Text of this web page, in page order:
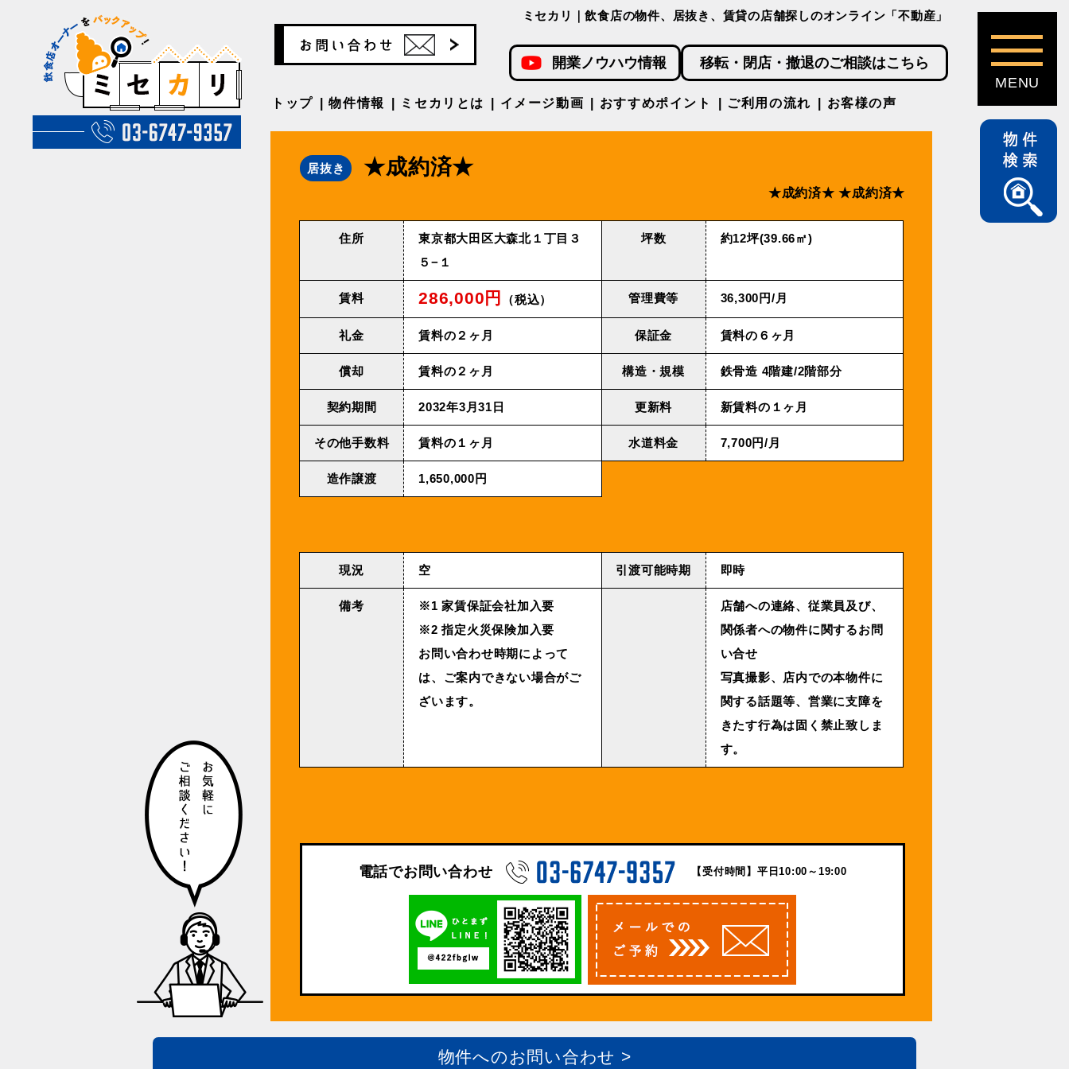
ミセカリ｜飲食店の物件、居抜き、賃貸の店舗探しのオンライン「不動産」
開業ノウハウ情報 移転・閉店・撤退のご相談はこちら
トップ 物件情報 ミセカリとは イメージ動画 おすすめポイント ご利用の流れ お客様の声
居抜き ★成約済★
★成約済★ ★成約済★
住所
東京都大田区大森北１丁目３
５−１
坪数 約12坪(39.66㎡)
賃料 286,000円 （税込） 管理費等 36,300円/⽉
礼金 賃料の２ヶ月 保証金 賃料の６ヶ月
償却 賃料の２ヶ月 構造・規模 鉄⾻造 4階建/2階部分
契約期間 2032年3⽉31⽇ 更新料 新賃料の１ヶ月
その他手数料 賃料の１ヶ月 ⽔道料⾦ 7,700円/⽉
造作譲渡 1,650,000円
現況 空 引渡可能時期 即時
備考
※1 家賃保証会社加入要
※2 指定火災保険加入要
お問い合わせ時期によって
は、ご案内できない場合がご
ざいます。
店舗への連絡、従業員及び、
関係者への物件に関するお問
い合せ
写真撮影、店内での本物件に
関する話題等、営業に支障を
きたす行為は固く禁止致しま
す。
電話でお問い合わせ 【受付時間】平日10:00～19:00
物件へのお問い合わせ >